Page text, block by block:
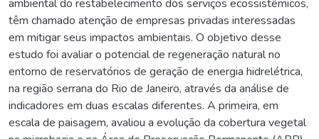
ambiental do restabelecimento dos serviços ecossistêmicos,
têm chamado atenção de empresas privadas interessadas
em mitigar seus impactos ambientais. O objetivo desse
estudo foi avaliar o potencial de regeneração natural no
entorno de reservatórios de geração de energia hidrelétrica,
na região serrana do Rio de Janeiro, através da análise de
indicadores em duas escalas diferentes. A primeira, em
escala de paisagem, avaliou a evolução da cobertura vegetal